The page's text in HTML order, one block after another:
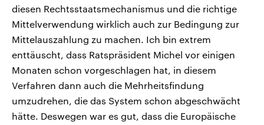
diesen Rechtsstaatsmechanismus und die richtige
Mittelverwendung wirklich auch zur Bedingung zur
Mittelauszahlung zu machen. Ich bin extrem
enttäuscht, dass Ratspräsident Michel vor einigen
Monaten schon vorgeschlagen hat, in diesem
Verfahren dann auch die Mehrheitsfindung
umzudrehen, die das System schon abgeschwächt
hätte. Deswegen war es gut, dass die Europäische